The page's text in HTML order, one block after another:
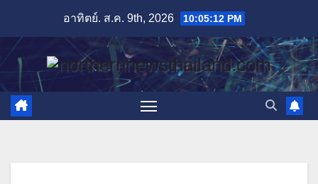
content
อาทิตย์. ส.ค. 9th, 2026 10:05:14 PM